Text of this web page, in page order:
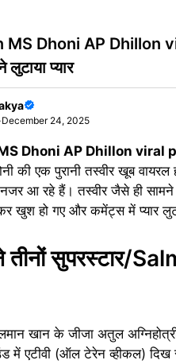
Dhoni AP Dhillon
प्यार
December 24, 2025
Dhoni AP Dhillon viral
की एक पुरानी तस्वीर खूब
नजर आ रहे हैं। तस्वीर जैसे ही
खुश हो गए और कमेंट्स में प्यार
तीनों सुपरस्टार/
खान के जीजा अतुल
में एटीवी (ऑल टेरेन व्हीकल) दिख